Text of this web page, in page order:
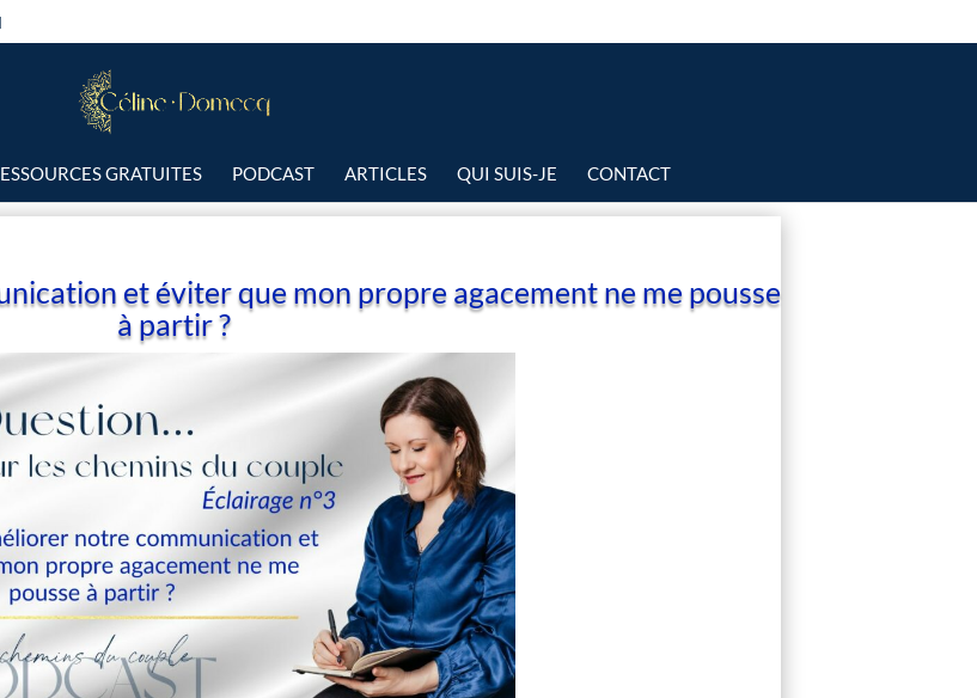
GRATUITES PODCAST ARTICLES QUI SUIS-JE CONTACT
et éviter que mon propre agacement ne me pousse
à partir ?